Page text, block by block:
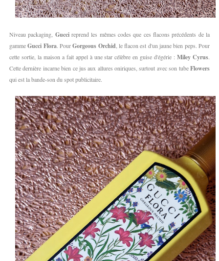
Niveau packaging, Guccireprend les mêmes codes que ces flacons précédents de la
gammeGucci Flora. PourGorgeous Orchid, le flacon est d'un jaune bien peps. Pour
cette sortie, la maison a fait appel à une star célèbre en guise d'égérie :Miley Cyrus.
Cette dernière incarne bien ce jus aux allures oniriques, surtout avec son tubeFlowers
qui est la bande-son du spot publicitaire.